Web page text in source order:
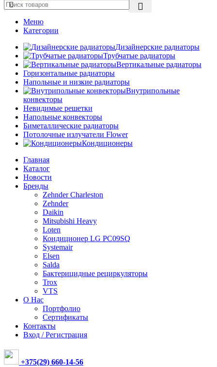
Меню
Категории
Дизайнерские радиаторы
Трубчатые радиаторы
Вертикальные радиаторы
Горизонтальные радиаторы
Напольные и низкие радиаторы
Внутрипольные
конвекторы
Невидимые решетки
Напольные конвекторы
Биметаллические радиаторы
Потолочные излучатели Flower
Кондиционеры
Главная
Каталог
Новости
Бренды
Zehnder Charleston
Zehnder
Daikin
Mitsubishi Heavy
Loten
Кондиционер LG PC09SQ
Systemair
Elsen
Salda
Бактерицидные рециркуляторы
Trox
VTS
О Нас
Портфолио
Сертификаты
Контакты
Вход / Регистрация
+375(29) 660-14-56